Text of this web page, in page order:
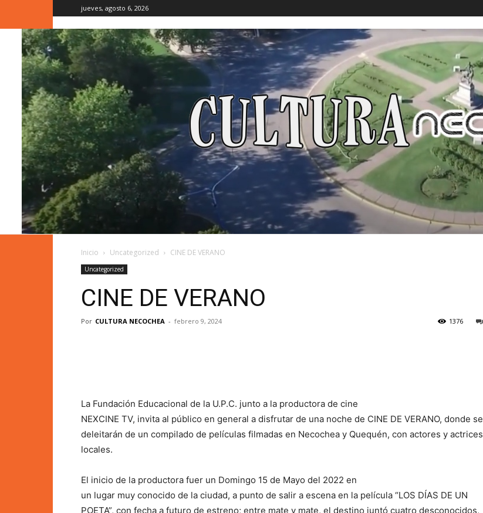
jueves, agosto 6, 2026
Inicio Uncategorized CINE DE VERANO
Uncategorized
CINE DE VERANO
Por CULTURA NECOCHEA - febrero 9, 2024 1376
La Fundación Educacional de la U.P.C. junto a la productora de cine
NEXCINE TV, invita al público en general a disfrutar de una noche de CINE DE VERANO, donde se
deleitarán de un compilado de películas filmadas en Necochea y Quequén, con actores y actrices
locales.
El inicio de la productora fuer un Domingo 15 de Mayo del 2022 en
un lugar muy conocido de la ciudad, a punto de salir a escena en la película “LOS DÍAS DE UN
POETA”, con fecha a futuro de estreno; entre mate y mate, el destino juntó cuatro desconocidos,